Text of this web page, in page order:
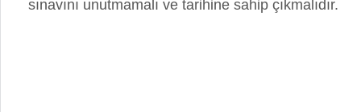
sınavını unutmamalı ve tarihine sahip çıkmalıdır.